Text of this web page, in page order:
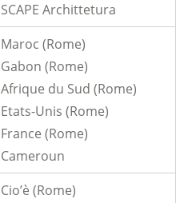
SCAPE Archittetura
Maroc (Rome)
Gabon (Rome)
Afrique du Sud (Rome)
Etats-Unis (Rome)
France (Rome)
Cameroun
Cio’è (Rome)